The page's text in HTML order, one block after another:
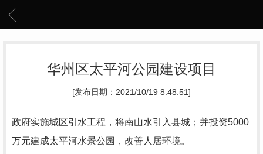
华州区太平河公园建设项目
[发布日期：2021/10/19 8:48:51]
政府实施城区引水工程，将南山水引入县城；并投资5000
万元建成太平河水景公园，改善人居环境。